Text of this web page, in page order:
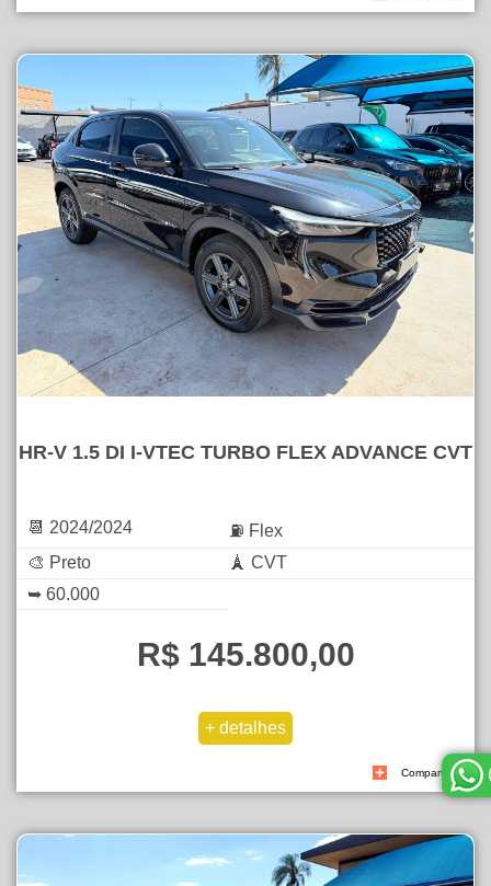
HR-V 1.5 DI I-VTEC TURBO FLEX ADVANCE CVT
📆 2024/2024
⛽ Flex
🎨 Preto
🗼 CVT
➥ 60.000
R$ 145.800,00
Compartilhe